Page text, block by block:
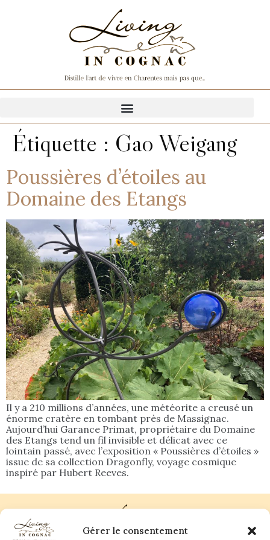
Gérer le consentement
Étiquette : Gao Weigang
Poussières d’étoiles au
Domaine des Etangs
Il y a 210 millions d’années, une météorite a creusé un
énorme cratère en tombant près de Massignac.
Aujourd’hui Garance Primat, propriétaire du Domaine
des Etangs tend un fil invisible et délicat avec ce
lointain passé, avec l’exposition « Poussières d’étoiles »
issue de sa collection Dragonfly, voyage cosmique
inspiré par Hubert Reeves.